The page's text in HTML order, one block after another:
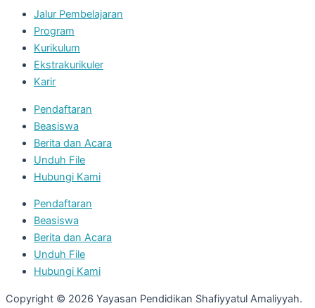
Jalur Pembelajaran
Program
Kurikulum
Ekstrakurikuler
Karir
Pendaftaran
Beasiswa
Berita dan Acara
Unduh File
Hubungi Kami
Pendaftaran
Beasiswa
Berita dan Acara
Unduh File
Hubungi Kami
Copyright © 2026 Yayasan Pendidikan Shafiyyatul Amaliyyah.